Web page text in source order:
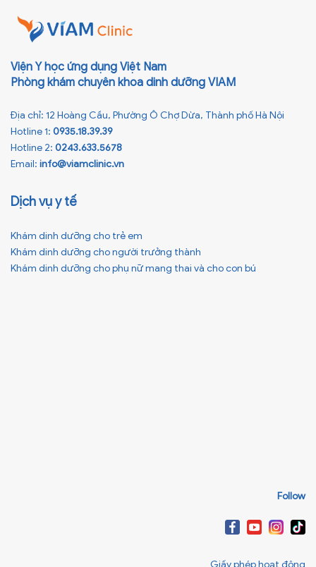
Viện Y học ứng dụng Việt Nam
Phòng khám chuyên khoa dinh dưỡng VIAM
Địa chỉ: 12 Hoàng Cầu, Phường Ô Chợ Dừa, Thành phố Hà Nội
Hotline 1: 0935.18.39.39
Hotline 2: 0243.633.5678
Email: info@viamclinic.vn
Dịch vụ y tế
Khám dinh dưỡng cho trẻ em
Khám dinh dưỡng cho người trưởng thành
Khám dinh dưỡng cho phụ nữ mang thai và cho con bú
Follow
Giấy phép hoạt động